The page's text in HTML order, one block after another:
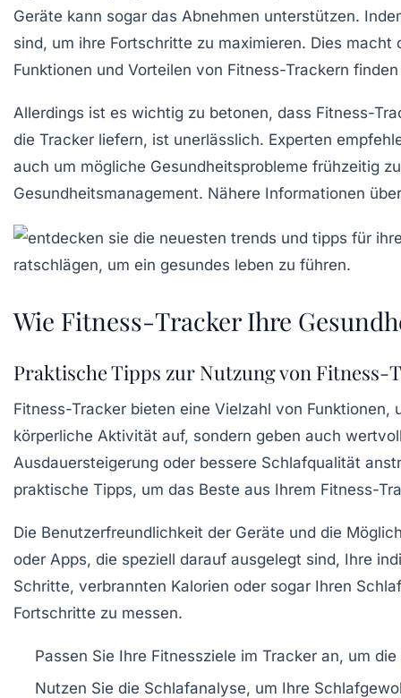
Geräte kann sogar das Abnehmen unterstützen.
sind, um ihre Fortschritte zu maximieren. Dies
Funktionen und Vorteilen von Fitness-Trackern
Allerdings ist es wichtig zu betonen, dass Fitness-
die Tracker liefern, ist unerlässlich. Experten
auch um mögliche Gesundheitsprobleme frühzeitig
Gesundheitsmanagement. Nähere Informationen
Wie Fitness-Tracker Ihre
Praktische Tipps zur Nutzung von Fitness-
Fitness-Tracker bieten eine Vielzahl von
körperliche Aktivität auf, sondern geben auch
Ausdauersteigerung oder bessere Schlafqualität
praktische Tipps, um das Beste aus Ihrem Fitness-
Die Benutzerfreundlichkeit der Geräte und die
oder Apps, die speziell darauf ausgelegt sind, Ihre
Schritte, verbrannten Kalorien oder sogar Ihren
Fortschritte zu messen.
Passen Sie Ihre Fitnessziele im Tracker an, um
Nutzen Sie die Schlafanalyse, um Ihre